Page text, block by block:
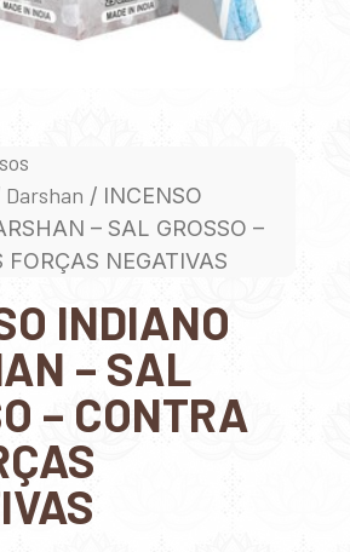
Darshan / INCENSO
– SAL GROSSO –
NEGATIVAS
INDIANO
– SAL
– CONTRA